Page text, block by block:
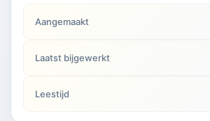
Aangemaakt
Laatst bijgewerkt
Leestijd